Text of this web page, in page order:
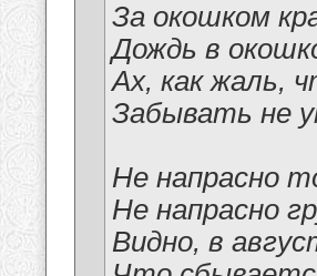
За окошком
Дождь в
Ах, как жаль,
Забывать не
Не напрасно
Не напрасно
Видно, в